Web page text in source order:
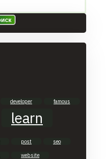
developer famous
learn
post
seo
website